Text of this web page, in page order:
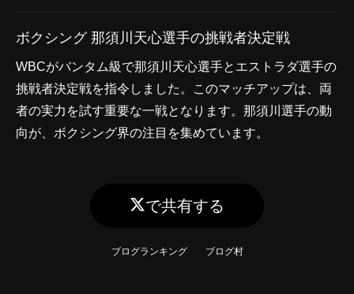
ボクシング 那須川天心選手の挑戦者決定戦
WBCがバンタム級で那須川天心選手とエストラダ選手の
挑戦者決定戦を指令しました。このマッチアップは、両
者の実力を試す重要な一戦となります。那須川選手の動
向が、ボクシング界の注目を集めています。
で共有する
ブログランキング ブログ村